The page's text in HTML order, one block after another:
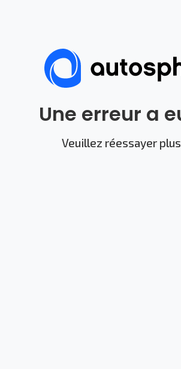
Une erreur a
Veuillez réessayer plus